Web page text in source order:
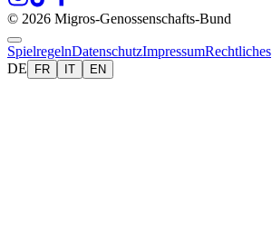
© 2026 Migros-Genossenschafts-Bund
SpielregelnDatenschutzImpressumRechtliches
DE
FR IT EN